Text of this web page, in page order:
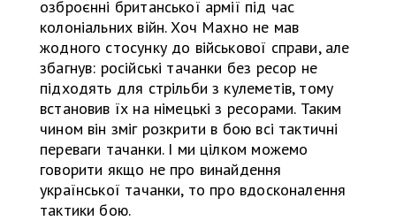
озброєнні британської армії під час
колоніальних війн. Хоч Махно не мав
жодного стосунку до військової справи, але
збагнув: російські тачанки без ресор не
підходять для стрільби з кулеметів, тому
встановив їх на німецькі з ресорами. Таким
чином він зміг розкрити в бою всі тактичні
переваги тачанки. І ми цілком можемо
говорити якщо не про винайдення
української тачанки, то про вдосконалення
тактики бою.